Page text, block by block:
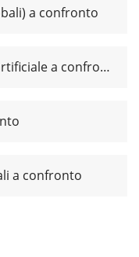
a confronto
ETF sull’intelligenza artificiale a confronto
a confronto